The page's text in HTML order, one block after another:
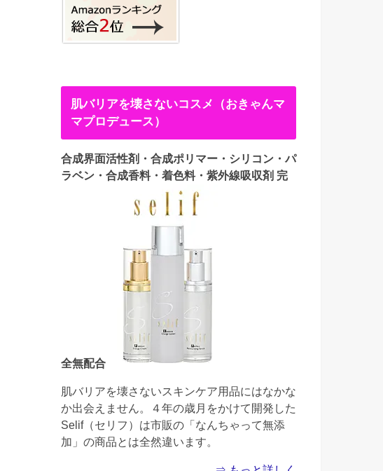
肌バリアを壊さないコスメ（おきゃんマ
マプロデュース）
合成界面活性剤・合成ポリマー・シリコン・パ
ラベン・合成香料・着色料・紫外線吸収剤 完
全無配合
肌バリアを壊さないスキンケア用品にはなかな
か出会えません。４年の歳月をかけて開発した
Selif（セリフ）は市販の「なんちゃって無添
加」の商品とは全然違います。